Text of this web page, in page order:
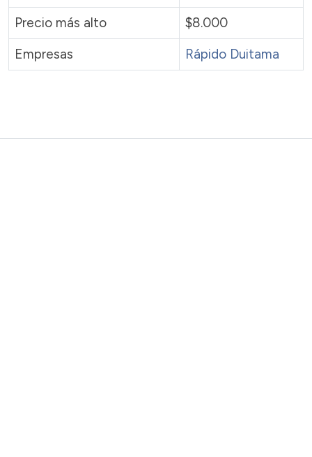
Precio más alto
$8.000
Empresas
Rápido Duitama